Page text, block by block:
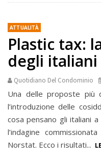
ATTUALITÀ
Plastic tax:
degli
Quotidiano Del Condominio
Una delle proposte più
l’introduzione delle
cosa pensano gli italiani
l’indagine
Norstat. Ecco i risultati...